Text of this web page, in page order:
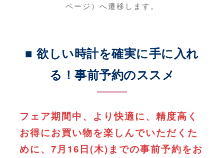
ページ）へ遷移します。
■ 欲しい時計を確実に手に入れ
る！事前予約のススメ
フェア期間中、より快適に、精度高く
お得にお買い物を楽しんでいただくた
めに、7月16日(木)までの事前予約をお